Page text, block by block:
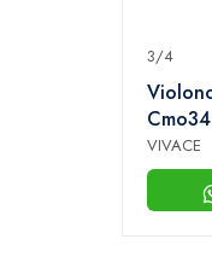
3/4
Para
e Aulas
VIVACE